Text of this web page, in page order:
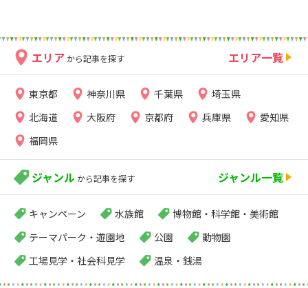
エリア から記事を探す エリア一覧
東京都 神奈川県 千葉県
埼玉県
北海道
大阪府 京都府 兵庫県
愛知県
福岡県
ジャンル から記事を探す ジャンル一覧
キャンペーン 水族館
博物館・科学館・美術館
テーマパーク・遊園地
公園
動物園
工場見学・社会科見学
温泉・銭湯